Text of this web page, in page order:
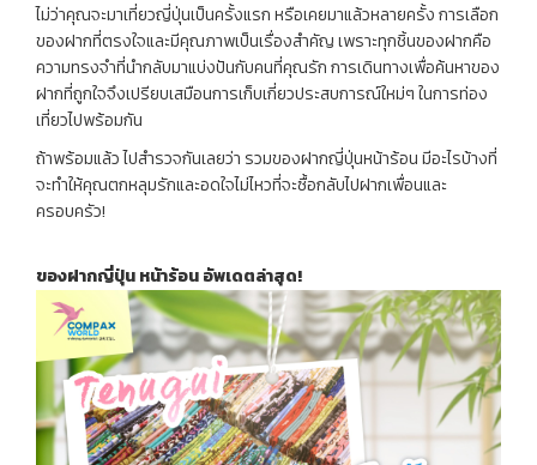
ไม่ว่าคุณจะมาเที่ยวญี่ปุ่นเป็นครั้งแรก หรือเคยมาแล้วหลายครั้ง การเลือก
ของฝากที่ตรงใจและมีคุณภาพเป็นเรื่องสำคัญ เพราะทุกชิ้นของฝากคือ
ความทรงจำที่นำกลับมาแบ่งปันกับคนที่คุณรัก การเดินทางเพื่อค้นหาของ
ฝากที่ถูกใจจึงเปรียบเสมือนการเก็บเกี่ยวประสบการณ์ใหม่ๆ ในการท่อง
เที่ยวไปพร้อมกัน
ถ้าพร้อมแล้ว ไปสำรวจกันเลยว่า รวมของฝากญี่ปุ่นหน้าร้อน มีอะไรบ้างที่
จะทำให้คุณตกหลุมรักและอดใจไม่ไหวที่จะซื้อกลับไปฝากเพื่อนและ
ครอบครัว!
ของฝากญี่ปุ่น หน้าร้อน อัพเดตล่าสุด!